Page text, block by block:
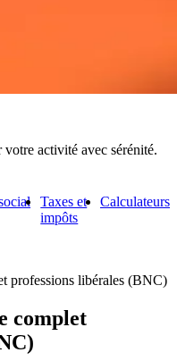
activité avec sérénité.
Taxes et
impôts
Calculateurs
professions libérales (BNC)
complet